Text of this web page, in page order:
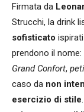
Firmata da
Strucchi, la drink
sofisticato
prendono il
Grand Confort,
caso da non
esercizio di stile